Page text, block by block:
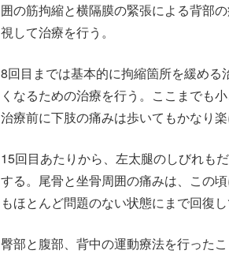
囲の筋拘縮と横隔膜の緊張による背部
視して治療を行う。
8回目までは基本的に拘縮箇所を緩め
くなるための治療を行う。ここまでも
治療前に下肢の痛みは歩いてもかなり
15回目あたりから、左太腿のしびれも
する。尾骨と坐骨周囲の痛みは、この
もほとんど問題のない状態にまで回復し
臀部と腹部、背中の運動療法を行った